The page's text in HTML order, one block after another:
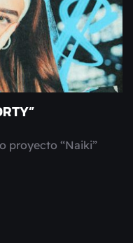
proyecto “Naiki”